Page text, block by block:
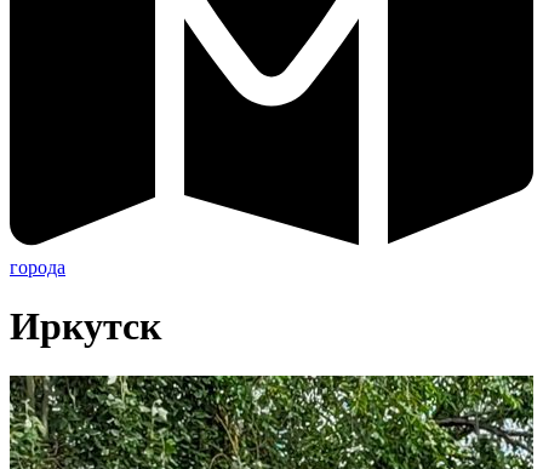
города
Иркутск